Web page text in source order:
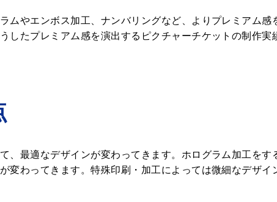
ムやエンボス加工、ナンバリングなど、よりプレミアム感
したプレミアム感を演出するピクチャーチケットの制作実
、最適なデザインが変わってきます。ホログラム加工を
変わってきます。特殊印刷・加工によっては微細なデザ